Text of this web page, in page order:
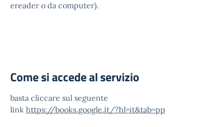
ereader o da computer).
Come si accede al servizio
basta cliccare sul seguente
link https://books.google.it/?hl=it&tab=pp